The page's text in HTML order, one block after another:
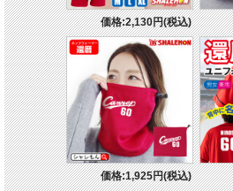
価格:2,130円(税込)
価格:1,925円(税込)